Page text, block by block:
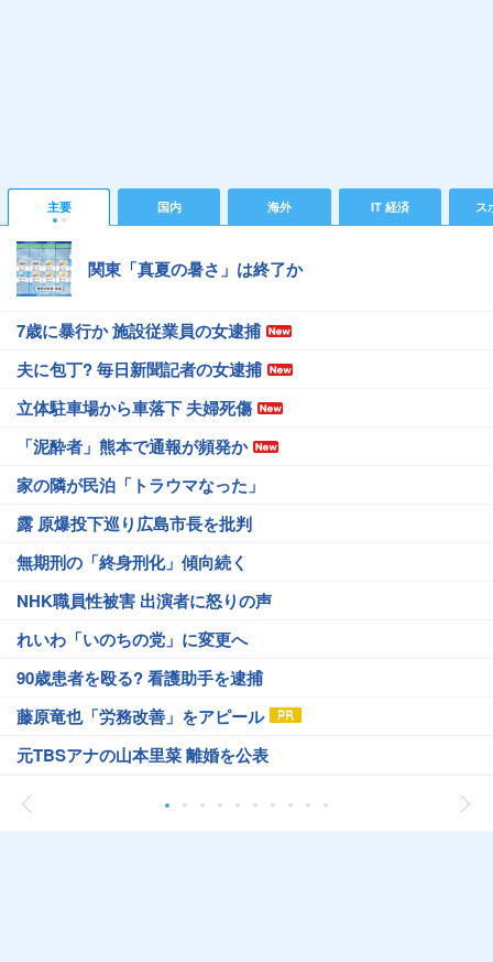
主要 国内 海外 IT 経済 ス
関東「真夏の暑さ」は終了か
7歳に暴行か 施設従業員の女逮捕
夫に包丁? 毎日新聞記者の女逮捕
立体駐車場から車落下 夫婦死傷
「泥酔者」熊本で通報が頻発か
家の隣が民泊「トラウマなった」
露 原爆投下巡り広島市長を批判
無期刑の「終身刑化」傾向続く
NHK職員性被害 出演者に怒りの声
れいわ「いのちの党」に変更へ
90歳患者を殴る? 看護助手を逮捕
藤原竜也「労務改善」をアピール
元TBSアナの山本里菜 離婚を公表